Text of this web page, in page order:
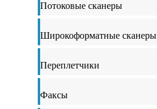
Потоковые сканеры
Широкоформатные сканеры
Переплетчики
Факсы